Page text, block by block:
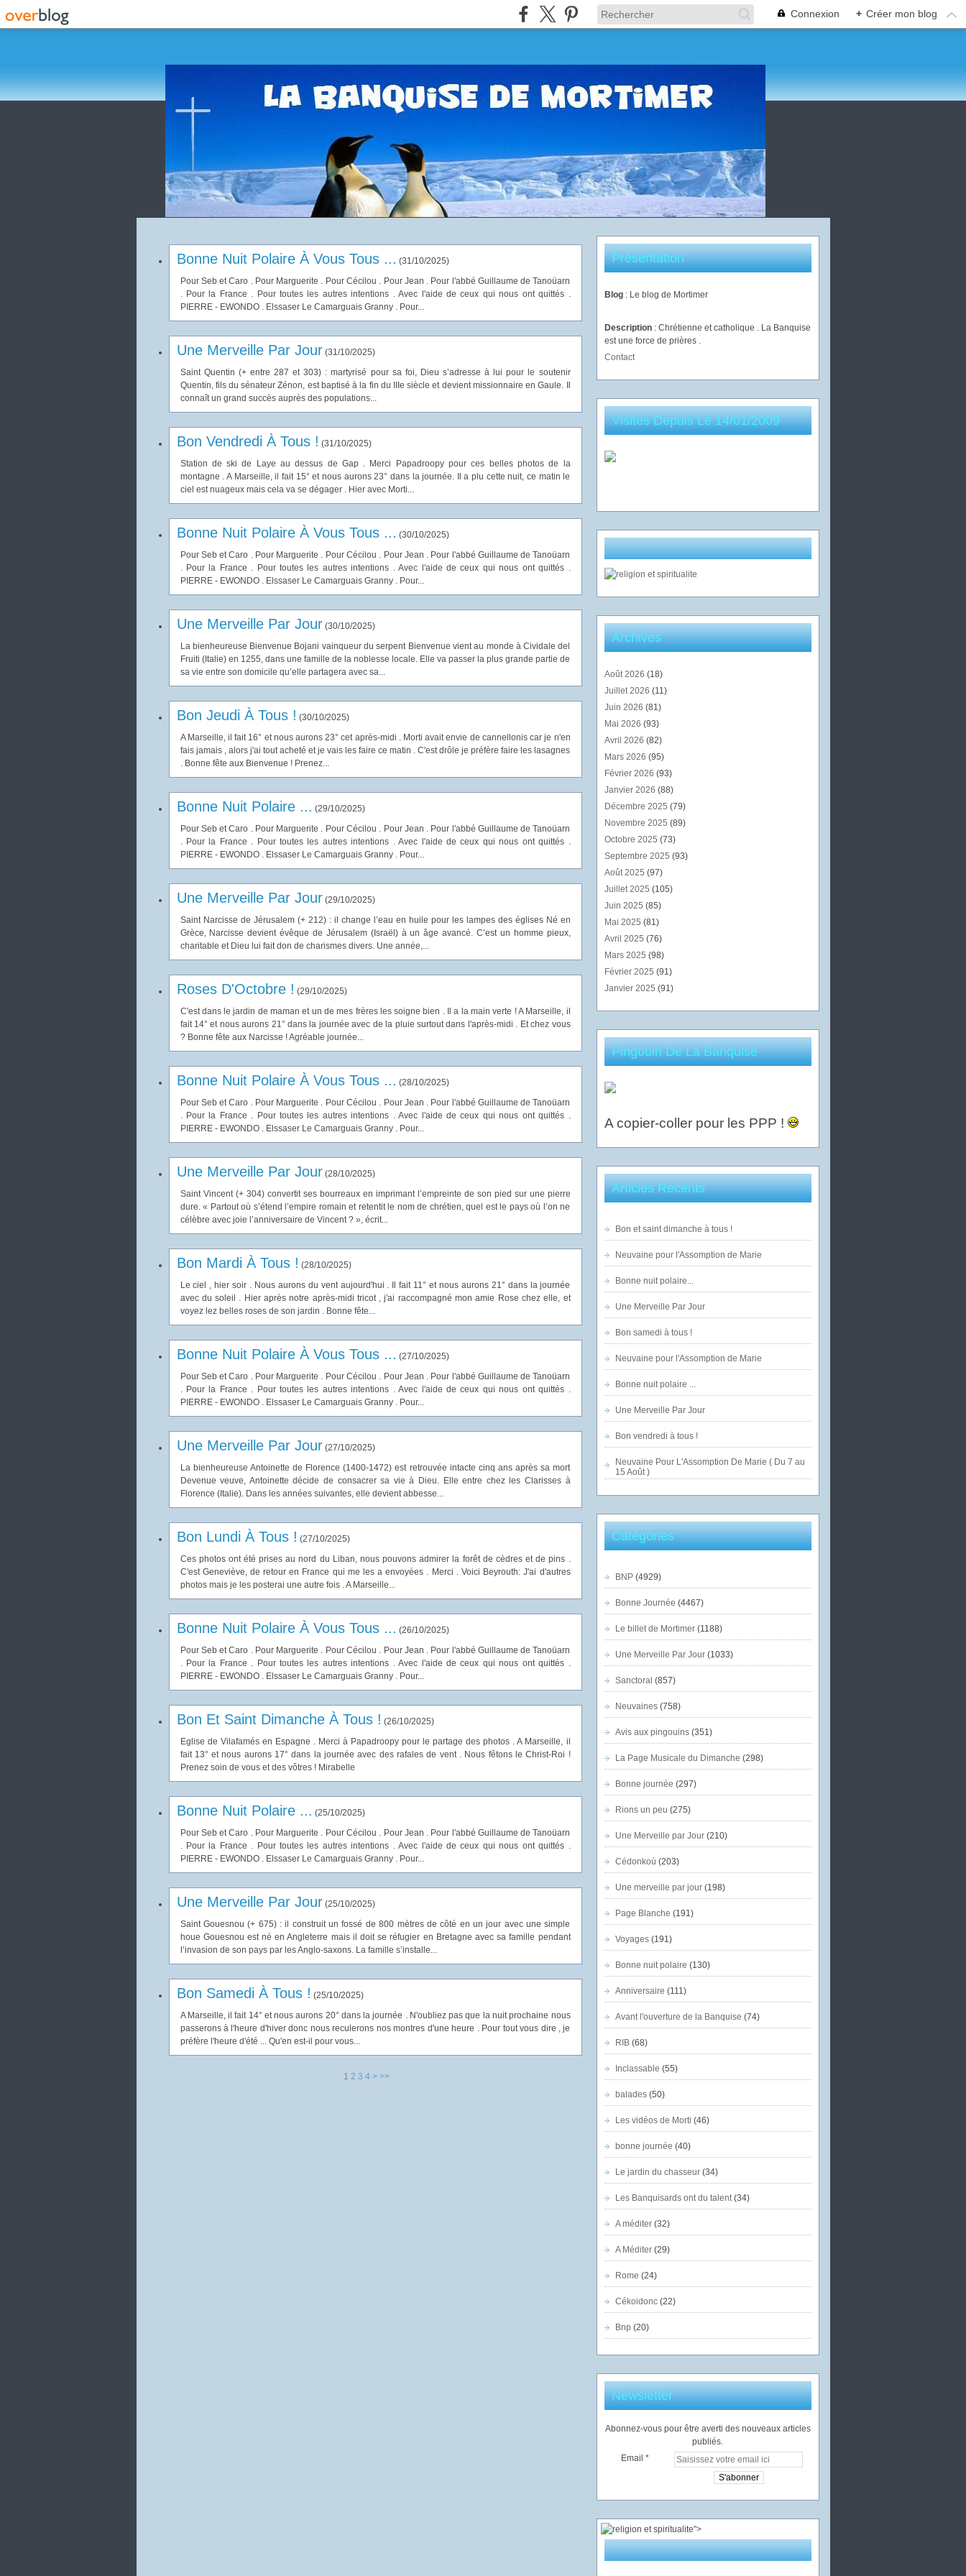
Connexion + Créer mon blog
Bonne Nuit Polaire À Vous Tous ... (31/10/2025)
Pour Seb et Caro . Pour Marguerite . Pour Cécilou . Pour Jean . Pour l'abbé Guillaume de Tanoüarn
. Pour la France . Pour toutes les autres intentions . Avec l'aide de ceux qui nous ont quittés .
PIERRE - EWONDO . Elssaser Le Camarguais Granny . Pour...
Une Merveille Par Jour (31/10/2025)
Saint Quentin (+ entre 287 et 303) : martyrisé pour sa foi, Dieu s’adresse à lui pour le soutenir
Quentin, fils du sénateur Zénon, est baptisé à la fin du IIIe siècle et devient missionnaire en Gaule. Il
connaît un grand succès auprès des populations...
Bon Vendredi À Tous ! (31/10/2025)
Station de ski de Laye au dessus de Gap . Merci Papadroopy pour ces belles photos de la
montagne . A Marseille, il fait 15° et nous aurons 23° dans la journée. Il a plu cette nuit, ce matin le
ciel est nuageux mais cela va se dégager . Hier avec Morti...
Bonne Nuit Polaire À Vous Tous ... (30/10/2025)
Pour Seb et Caro . Pour Marguerite . Pour Cécilou . Pour Jean . Pour l'abbé Guillaume de Tanoüarn
. Pour la France . Pour toutes les autres intentions . Avec l'aide de ceux qui nous ont quittés .
PIERRE - EWONDO . Elssaser Le Camarguais Granny . Pour...
Une Merveille Par Jour (30/10/2025)
La bienheureuse Bienvenue Bojani vainqueur du serpent Bienvenue vient au monde à Cividale del
Fruiti (Italie) en 1255, dans une famille de la noblesse locale. Elle va passer la plus grande partie de
sa vie entre son domicile qu’elle partagera avec sa...
Bon Jeudi À Tous ! (30/10/2025)
A Marseille, il fait 16° et nous aurons 23° cet après-midi . Morti avait envie de cannellonis car je n'en
fais jamais , alors j'ai tout acheté et je vais les faire ce matin . C'est drôle je préfère faire les lasagnes
. Bonne fête aux Bienvenue ! Prenez...
Bonne Nuit Polaire ... (29/10/2025)
Pour Seb et Caro . Pour Marguerite . Pour Cécilou . Pour Jean . Pour l'abbé Guillaume de Tanoüarn
. Pour la France . Pour toutes les autres intentions . Avec l'aide de ceux qui nous ont quittés .
PIERRE - EWONDO . Elssaser Le Camarguais Granny . Pour...
Une Merveille Par Jour (29/10/2025)
Saint Narcisse de Jérusalem (+ 212) : il change l’eau en huile pour les lampes des églises Né en
Grèce, Narcisse devient évêque de Jérusalem (Israël) à un âge avancé. C’est un homme pieux,
charitable et Dieu lui fait don de charismes divers. Une année,...
Roses D'Octobre ! (29/10/2025)
C'est dans le jardin de maman et un de mes frères les soigne bien . Il a la main verte ! A Marseille, il
fait 14° et nous aurons 21° dans la journée avec de la pluie surtout dans l'après-midi . Et chez vous
? Bonne fête aux Narcisse ! Agréable journée...
Bonne Nuit Polaire À Vous Tous ... (28/10/2025)
Pour Seb et Caro . Pour Marguerite . Pour Cécilou . Pour Jean . Pour l'abbé Guillaume de Tanoüarn
. Pour la France . Pour toutes les autres intentions . Avec l'aide de ceux qui nous ont quittés .
PIERRE - EWONDO . Elssaser Le Camarguais Granny . Pour...
Une Merveille Par Jour (28/10/2025)
Saint Vincent (+ 304) convertit ses bourreaux en imprimant l’empreinte de son pied sur une pierre
dure. « Partout où s’étend l’empire romain et retentit le nom de chrétien, quel est le pays où l’on ne
célèbre avec joie l’anniversaire de Vincent ? », écrit...
Bon Mardi À Tous ! (28/10/2025)
Le ciel , hier soir . Nous aurons du vent aujourd'hui . Il fait 11° et nous aurons 21° dans la journée
avec du soleil . Hier après notre après-midi tricot , j'ai raccompagné mon amie Rose chez elle, et
voyez lez belles roses de son jardin . Bonne fête...
Bonne Nuit Polaire À Vous Tous ... (27/10/2025)
Pour Seb et Caro . Pour Marguerite . Pour Cécilou . Pour Jean . Pour l'abbé Guillaume de Tanoüarn
. Pour la France . Pour toutes les autres intentions . Avec l'aide de ceux qui nous ont quittés .
PIERRE - EWONDO . Elssaser Le Camarguais Granny . Pour...
Une Merveille Par Jour (27/10/2025)
La bienheureuse Antoinette de Florence (1400-1472) est retrouvée intacte cinq ans après sa mort
Devenue veuve, Antoinette décide de consacrer sa vie à Dieu. Elle entre chez les Clarisses à
Florence (Italie). Dans les années suivantes, elle devient abbesse...
Bon Lundi À Tous ! (27/10/2025)
Ces photos ont été prises au nord du Liban, nous pouvons admirer la forêt de cèdres et de pins .
C'est Geneviève, de retour en France qui me les a envoyées . Merci . Voici Beyrouth: J'ai d'autres
photos mais je les posterai une autre fois . A Marseille...
Bonne Nuit Polaire À Vous Tous ... (26/10/2025)
Pour Seb et Caro . Pour Marguerite . Pour Cécilou . Pour Jean . Pour l'abbé Guillaume de Tanoüarn
. Pour la France . Pour toutes les autres intentions . Avec l'aide de ceux qui nous ont quittés .
PIERRE - EWONDO . Elssaser Le Camarguais Granny . Pour...
Bon Et Saint Dimanche À Tous ! (26/10/2025)
Eglise de Vilafamés en Espagne . Merci à Papadroopy pour le partage des photos . A Marseille, il
fait 13° et nous aurons 17° dans la journée avec des rafales de vent . Nous fêtons le Christ-Roi !
Prenez soin de vous et des vôtres ! Mirabelle
Bonne Nuit Polaire ... (25/10/2025)
Pour Seb et Caro . Pour Marguerite . Pour Cécilou . Pour Jean . Pour l'abbé Guillaume de Tanoüarn
. Pour la France . Pour toutes les autres intentions . Avec l'aide de ceux qui nous ont quittés .
PIERRE - EWONDO . Elssaser Le Camarguais Granny . Pour...
Une Merveille Par Jour (25/10/2025)
Saint Gouesnou (+ 675) : il construit un fossé de 800 mètres de côté en un jour avec une simple
houe Gouesnou est né en Angleterre mais il doit se réfugier en Bretagne avec sa famille pendant
l’invasion de son pays par les Anglo-saxons. La famille s’installe...
Bon Samedi À Tous ! (25/10/2025)
A Marseille, il fait 14° et nous aurons 20° dans la journée . N'oubliez pas que la nuit prochaine nous
passerons à l'heure d'hiver donc nous reculerons nos montres d'une heure . Pour tout vous dire , je
préfère l'heure d'été ... Qu'en est-il pour vous...
1 2 3 4 > >>
Présentation
Blog : Le blog de Mortimer
Description : Chrétienne et catholique . La Banquise
est une force de prières .
Contact
Visites Depuis Le 14/01/2009
Archives
Août 2026 (18)
Juillet 2026 (11)
Juin 2026 (81)
Mai 2026 (93)
Avril 2026 (82)
Mars 2026 (95)
Février 2026 (93)
Janvier 2026 (88)
Décembre 2025 (79)
Novembre 2025 (89)
Octobre 2025 (73)
Septembre 2025 (93)
Août 2025 (97)
Juillet 2025 (105)
Juin 2025 (85)
Mai 2025 (81)
Avril 2025 (76)
Mars 2025 (98)
Février 2025 (91)
Janvier 2025 (91)
Pingouin De La Banquise
A copier-coller pour les PPP !
Articles Récents
Bon et saint dimanche à tous !
Neuvaine pour l'Assomption de Marie
Bonne nuit polaire...
Une Merveille Par Jour
Bon samedi à tous !
Neuvaine pour l'Assomption de Marie
Bonne nuit polaire ...
Une Merveille Par Jour
Bon vendredi à tous !
Neuvaine Pour L'Assomption De Marie ( Du 7 au
15 Août )
Catégories
BNP(4929)
Bonne Journée (4467)
Le billet de Mortimer(1188)
Une Merveille Par Jour(1033)
Sanctoral (857)
Neuvaines(758)
Avis aux pingouins(351)
La Page Musicale du Dimanche (298)
Bonne journée (297)
Rions un peu (275)
Une Merveille par Jour(210)
Cédonkoù (203)
Une merveille par jour(198)
Page Blanche (191)
Voyages(191)
Bonne nuit polaire (130)
Anniversaire (111)
Avant l'ouverture de la Banquise (74)
RIB(68)
Inclassable (55)
balades(50)
Les vidéos de Morti (46)
bonne journée (40)
Le jardin du chasseur(34)
Les Banquisards ont du talent(34)
A méditer(32)
A Méditer(29)
Rome (24)
Cékoidonc(22)
Bnp (20)
Newsletter
Abonnez-vous pour être averti des nouveaux articles
publiés.
Email
">